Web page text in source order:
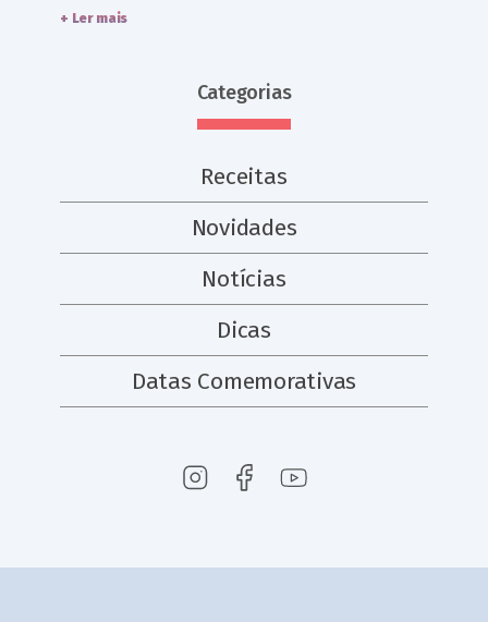
+ Ler mais
Categorias
Receitas
Novidades
Notícias
Dicas
Datas Comemorativas